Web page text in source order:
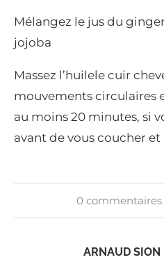
Mélangez le jus du
jojoba
Massez l’huilele cuir
mouvements circulaires
au moins 20 minutes, si
avant de vous coucher
0 commentaires
ARNAUD SION